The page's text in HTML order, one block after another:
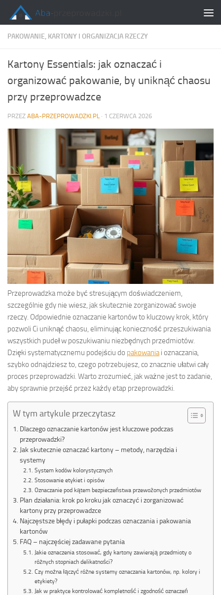
Skip to content
PAKOWANIE, KARTONY I ORGANIZACJA RZECZY
Kartony Essentials: jak oznaczać i
organizować pakowanie, by uniknąć chaosu
przy przeprowadzce
PRZEZ ABA-PRZEPROWADZKI.PL · 1 CZERWCA 2026
Przeprowadzka może być stresującym doświadczeniem,
szczególnie gdy nie wiesz, jak skutecznie zorganizować swoje
rzeczy. Odpowiednie oznaczanie kartonów to kluczowy krok, który
pozwoli Ci uniknąć chaosu, eliminując konieczność przeszukiwania
wszystkich pudeł w poszukiwaniu niezbędnych przedmiotów.
Dzięki systematycznemu podejściu do pakowania i oznaczania,
szybko odnajdziesz to, czego potrzebujesz, co znacznie ułatwi cały
proces przeprowadzki. Warto zrozumieć, jak ważne jest to zadanie,
aby sprawnie przejść przez każdy etap przeprowadzki.
W tym artykule przeczytasz
Dlaczego oznaczanie kartonów jest kluczowe podczas
przeprowadzki?
Jak skutecznie oznaczać kartony – metody, narzędzia i
systemy
System kodów kolorystycznych
Stosowanie etykiet i opisów
Oznaczanie pod kątem bezpieczeństwa przewożonych przedmiotów
Plan działania: krok po kroku jak oznaczyć i zorganizować
kartony przy przeprowadzce
Najczęstsze błędy i pułapki podczas oznaczania i pakowania
kartonów
FAQ – najczęściej zadawane pytania
Jakie oznaczenia stosować, gdy kartony zawierają przedmioty o
różnych stopniach delikatności?
Czy można łączyć różne systemy oznaczania kartonów, np. kolory i
etykiety?
Jak w praktyce kontrolować kompletność i zgodność oznaczeń